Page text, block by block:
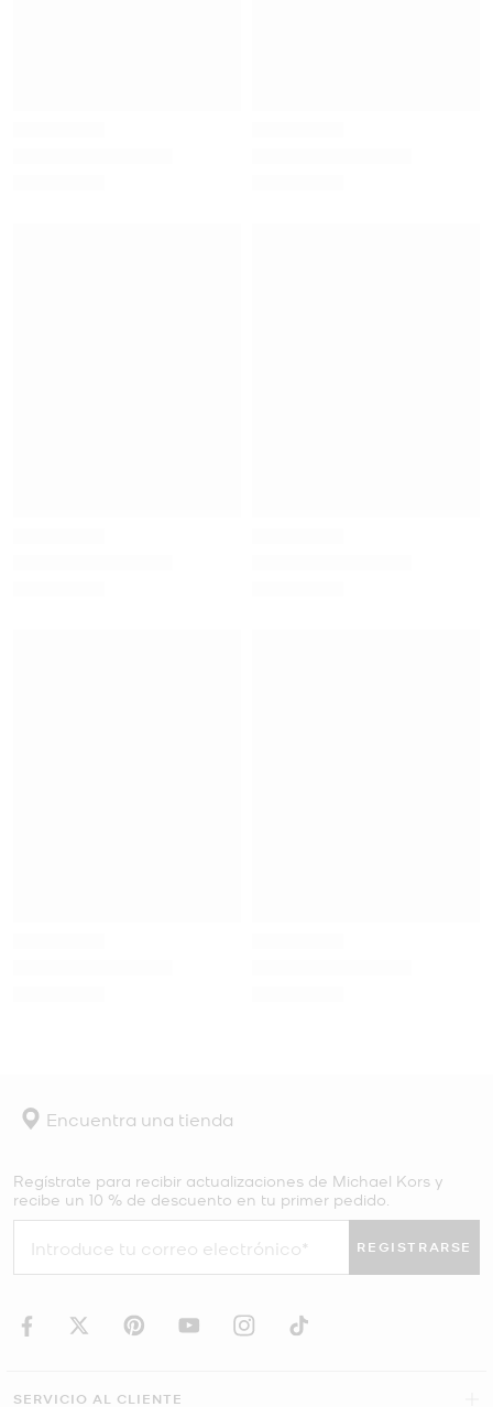
Encuentra una tienda
Regístrate para recibir actualizaciones de Michael Kors y
recibe un 10 % de descuento en tu primer pedido.
REGISTRARSE
SERVICIO AL CLIENTE